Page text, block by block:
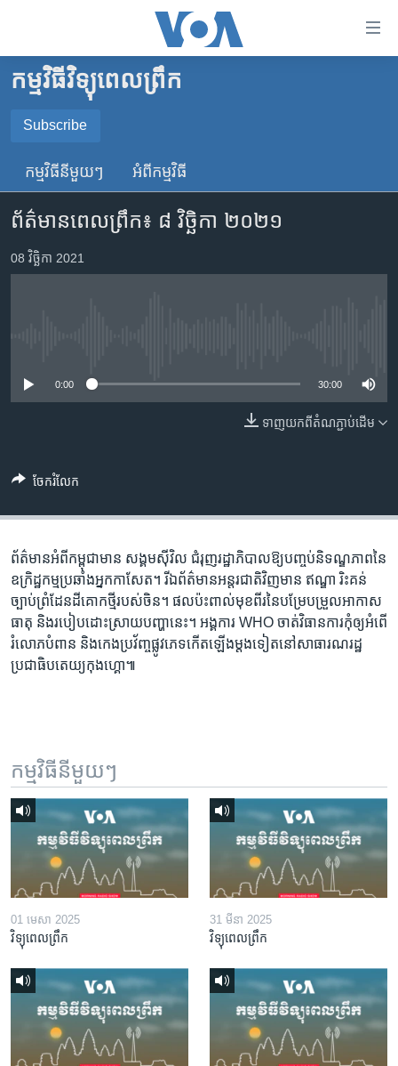
គេហទំព័រ​
ទាក់ទង
រំលង​
ទំព័រ​
ព័ត៌មាន​​
តែ​
ម្តង
រចនា
ចូល​
ទំព័រ​
កម្ពុជា
អន្តរជាតិ
ចិន
ហេឡូវីអូអេ
កម្ពុជាច្នៃប្រតិដ្ឋ
កម្មវិធីទាំងអស់
បណ្តាញ​សង្គម
ភាសា
កម្មវិធីវិទ្យុពេលព្រឹក
Subscribe
SUBSCRIBE
YouTube Music
កម្មវិធី​នីមួយៗ អំពី​កម្មវិធី​
ព័ត៌មានពេលព្រឹក៖ ៨ វិច្ឆិកា ២០២១
08 វិច្ឆិកា 2021
0:00 30:00
ទាញ​យក​ពី​តំណភ្ជាប់​ដើម
ចែករំលែក
ព័ត៌មាន​អំពី​កម្ពុជា​មាន សង្គមស៊ីវិល ជំរុញ​រដ្ឋាភិបាល​ឱ្យ​បញ្ចប់​និទណ្ឌភាព​នៃ​
ឧក្រិដ្ឋកម្ម​ប្រឆាំង​អ្នកកាសែត។ រីឯ​ព័ត៌មាន​អន្តរជាតិ​វិញ​មាន ឥណ្ឌា រិះគន់​
ច្បាប់​ព្រំដែន​ដី​គោក​ថ្មី​របស់​ចិន។ ផលប៉ះពាល់​មុខ​ពីរ​នៃ​បម្រែបម្រួល​អាកាស
ធាតុ និង​របៀប​ដោះស្រាយ​បញ្ហា​នេះ។ អង្គការ WHO ចាត់វិធានការ​កុំឲ្យ​អំពើ​
រំលោភ​បំពាន និង​កេងប្រវ័ញ្ច​ផ្លូវ​ភេទ​កើត​ឡើង​ម្តង​ទៀត​នៅ​សាធារណរដ្ឋ​
ប្រជាធិបតេយ្យ​កុងហ្គោ៕
កម្មវិធី​នីមួយៗ
01 មេសា 2025
វិទ្យុពេលព្រឹក
31 មីនា 2025
វិទ្យុពេលព្រឹក